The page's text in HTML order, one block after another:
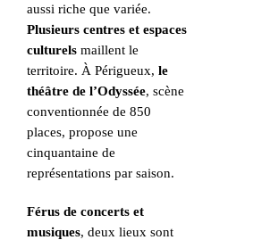
aussi riche que variée.
Plusieurs centres et espaces
culturels maillent le
territoire. À Périgueux, le
théâtre de l’Odyssée, scène
conventionnée de 850
places, propose une
cinquantaine de
représentations par saison.
Férus de concerts et
musiques, deux lieux sont